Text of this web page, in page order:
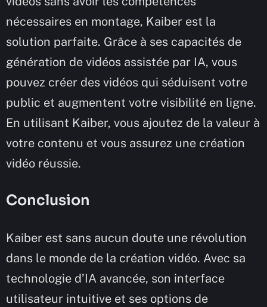
nécessaires en montage, Kaiber est la
solution parfaite. Grâce à ses capacités de
génération de vidéos assistée par IA, vous
pouvez créer des vidéos qui séduisent votre
public et augmentent votre visibilité en ligne.
En utilisant Kaiber, vous ajoutez de la valeur à
votre contenu et vous assurez une création
vidéo réussie.
Conclusion
Kaiber est sans aucun doute une révolution
dans le monde de la création vidéo. Avec sa
technologie d’IA avancée, son interface
utilisateur intuitive et ses options de